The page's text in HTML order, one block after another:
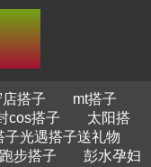
搭子
mt搭子
cos搭子
太阳搭
子光遇搭子送礼物
步搭子
彭水孕妇